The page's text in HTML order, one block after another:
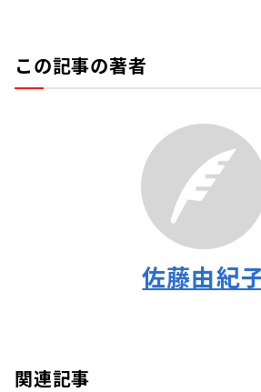
この記事の著者
佐藤由紀
関連記事